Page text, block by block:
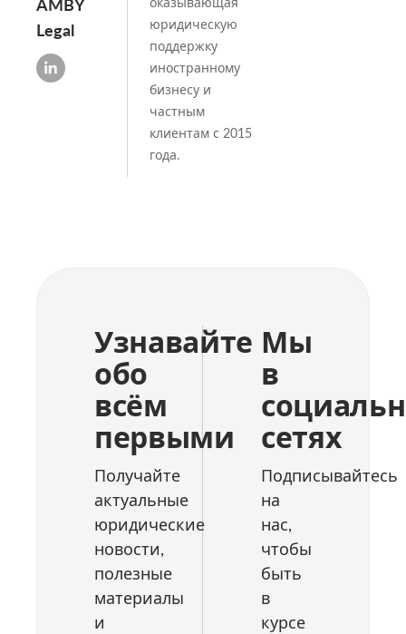
Legal
юридическую
поддержку
иностранному
бизнесу и
частным
клиентам с 2015
года.
Узнавайте
обо
всём
первыми
Получайте
актуальные
юридические
новости,
полезные
материалы
и
Мы
в
сетях
Подписывайтесь
на
нас,
чтобы
быть
в
курсе